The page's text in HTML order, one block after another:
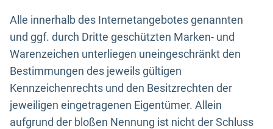
Alle innerhalb des Internetangebotes genannten
und ggf. durch Dritte geschützten Marken- und
Warenzeichen unterliegen uneingeschränkt den
Bestimmungen des jeweils gültigen
Kennzeichenrechts und den Besitzrechten der
jeweiligen eingetragenen Eigentümer. Allein
aufgrund der bloßen Nennung ist nicht der Schluss